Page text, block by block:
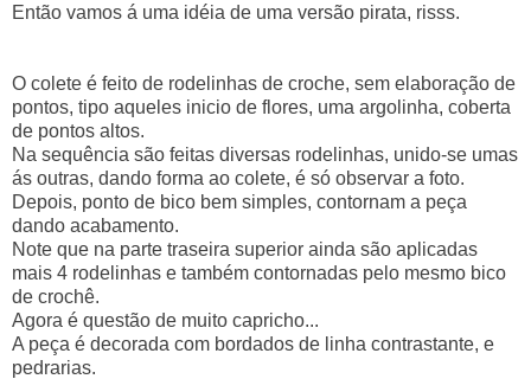
Então vamos á uma idéia de uma versão pirata, risss.
O colete é feito de rodelinhas de croche, sem elaboração de
pontos, tipo aqueles inicio de flores, uma argolinha, coberta
de pontos altos.
Na sequência são feitas diversas rodelinhas, unido-se umas
ás outras, dando forma ao colete, é só observar a foto.
Depois, ponto de bico bem simples, contornam a peça
dando acabamento.
Note que na parte traseira superior ainda são aplicadas
mais 4 rodelinhas e também contornadas pelo mesmo bico
de crochê.
Agora é questão de muito capricho...
A peça é decorada com bordados de linha contrastante, e
pedrarias.